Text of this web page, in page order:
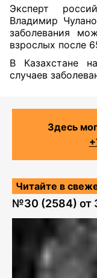
Эксперт
Владимир
заболевания
взрослых после
В Казахстане
случаев
Здесь
Читайте в
№30 (2584) от